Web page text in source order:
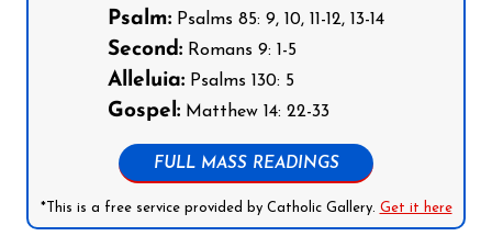
Psalm: Psalms 85: 9, 10, 11-12, 13-14
Second: Romans 9: 1-5
Alleluia: Psalms 130: 5
Gospel: Matthew 14: 22-33
FULL MASS READINGS
*This is a free service provided by Catholic Gallery. Get it here